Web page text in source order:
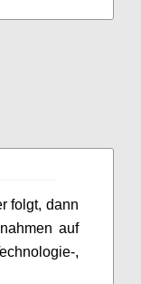
folgt, dann
auf
,